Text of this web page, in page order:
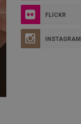
FLICKR
INSTAGRAM